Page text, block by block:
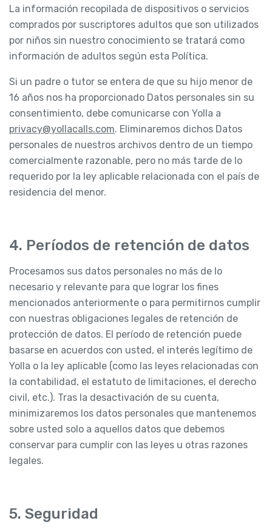
La información recopilada de dispositivos o servicios
comprados por suscriptores adultos que son utilizados
por niños sin nuestro conocimiento se tratará como
información de adultos según esta Política.
Si un padre o tutor se entera de que su hijo menor de
16 años nos ha proporcionado Datos personales sin su
consentimiento, debe comunicarse con Yolla a
privacy@yollacalls.com. Eliminaremos dichos Datos
personales de nuestros archivos dentro de un tiempo
comercialmente razonable, pero no más tarde de lo
requerido por la ley aplicable relacionada con el país de
residencia del menor.
4. Períodos de retención de datos
Procesamos sus datos personales no más de lo
necesario y relevante para que lograr los fines
mencionados anteriormente o para permitirnos cumplir
con nuestras obligaciones legales de retención de
protección de datos. El período de retención puede
basarse en acuerdos con usted, el interés legítimo de
Yolla o la ley aplicable (como las leyes relacionadas con
la contabilidad, el estatuto de limitaciones, el derecho
civil, etc.). Tras la desactivación de su cuenta,
minimizaremos los datos personales que mantenemos
sobre usted solo a aquellos datos que debemos
conservar para cumplir con las leyes u otras razones
legales.
5. Seguridad